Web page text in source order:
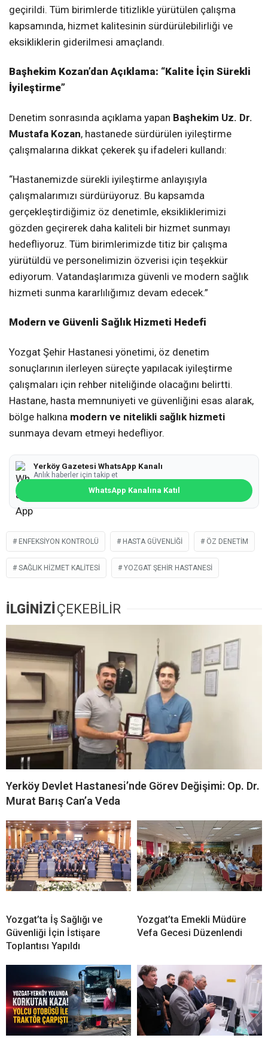
geçirildi. Tüm birimlerde titizlikle yürütülen çalışma
kapsamında, hizmet kalitesinin sürdürülebilirliği ve
eksikliklerin giderilmesi amaçlandı.
Başhekim Kozan’dan Açıklama: “Kalite İçin Sürekli
İyileştirme”
Denetim sonrasında açıklama yapan Başhekim Uz. Dr.
Mustafa Kozan, hastanede sürdürülen iyileştirme
çalışmalarına dikkat çekerek şu ifadeleri kullandı:
“Hastanemizde sürekli iyileştirme anlayışıyla
çalışmalarımızı sürdürüyoruz. Bu kapsamda
gerçekleştirdiğimiz öz denetimle, eksikliklerimizi
gözden geçirerek daha kaliteli bir hizmet sunmayı
hedefliyoruz. Tüm birimlerimizde titiz bir çalışma
yürütüldü ve personelimizin özverisi için teşekkür
ediyorum. Vatandaşlarımıza güvenli ve modern sağlık
hizmeti sunma kararlılığımız devam edecek.”
Modern ve Güvenli Sağlık Hizmeti Hedefi
Yozgat Şehir Hastanesi yönetimi, öz denetim
sonuçlarının ilerleyen süreçte yapılacak iyileştirme
çalışmaları için rehber niteliğinde olacağını belirtti.
Hastane, hasta memnuniyeti ve güvenliğini esas alarak,
bölge halkına modern ve nitelikli sağlık hizmeti
sunmaya devam etmeyi hedefliyor.
Yerköy Gazetesi WhatsApp Kanalı
Anlık haberler için takip et
WhatsApp Kanalına Katıl
ENFEKSIYON KONTROLÜ HASTA GÜVENLIĞI ÖZ DENETIM
SAĞLIK HIZMET KALITESI YOZGAT ŞEHIR HASTANESI
İLGİNİZİÇEKEBİLİR
Yerköy Devlet Hastanesi’nde Görev Değişimi: Op. Dr.
Murat Barış Can’a Veda
Yozgat’ta İş Sağlığı ve
Güvenliği İçin İstişare
Toplantısı Yapıldı
Yozgat’ta Emekli Müdüre
Vefa Gecesi Düzenlendi